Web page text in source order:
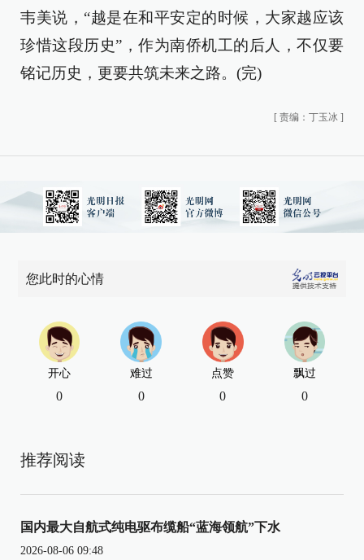
韦美说，“越是在和平安定的时候，大家越应该
珍惜这段历史”，作为南侨机工的后人，不仅要
铭记历史，更要共筑未来之路。(完)
[ 责编：丁玉冰 ]
您此时的心情
开心
0
难过
0
点赞
0
飘过
0
推荐阅读
国内最大自航式纯电驱布缆船“蓝海领航”下水
2026-08-06 09:48